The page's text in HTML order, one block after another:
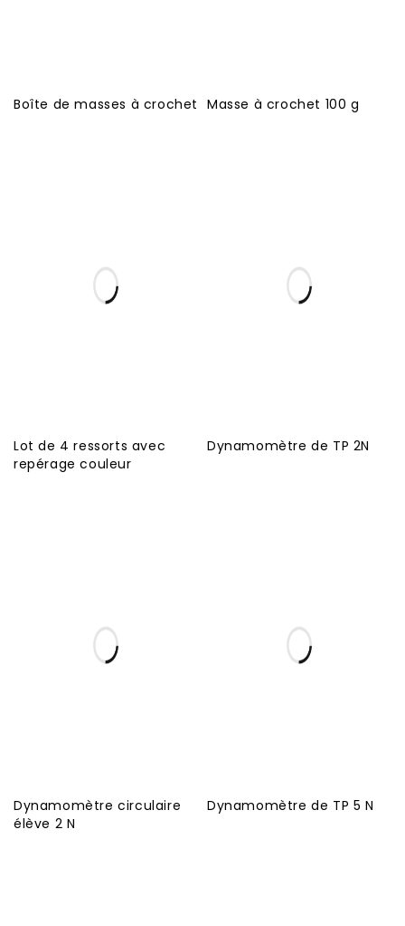
Boîte de masses à crochet Masse à crochet 100 g
Lot de 4 ressorts avec
repérage couleur
Dynamomètre de TP 2N
Dynamomètre circulaire
élève 2 N
Dynamomètre de TP 5 N